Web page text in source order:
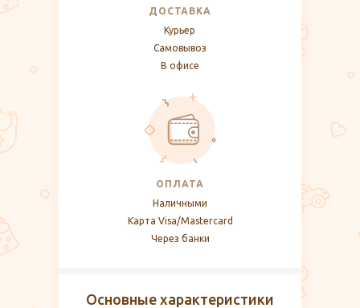
ДОСТАВКА
Курьер
Самовывоз
В офисе
ОПЛАТА
Наличными
Карта Visa/Mastercard
Через банки
Основные характеристики